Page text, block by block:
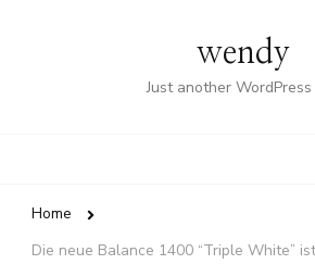
wendy
Just another
Home
Die neue Balance 1400 “Triple White”